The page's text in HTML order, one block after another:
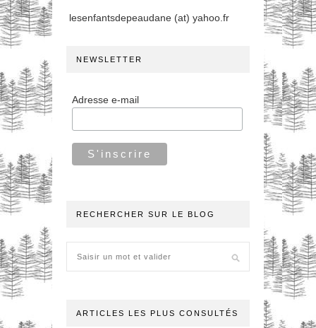
lesenfantsdepeaudane (at) yahoo.fr
NEWSLETTER
Adresse e-mail
RECHERCHER SUR LE BLOG
ARTICLES LES PLUS CONSULTÉS